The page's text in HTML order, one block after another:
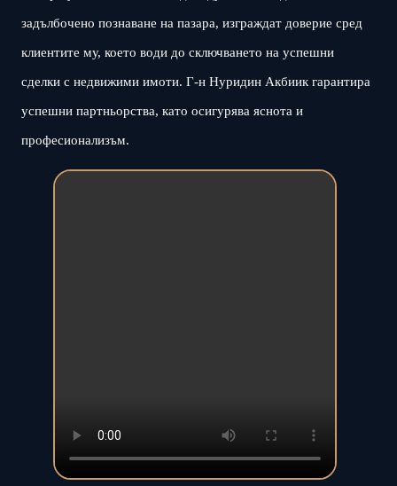
задълбочено познаване на пазара, изграждат доверие сред
клиентите му, което води до сключването на успешни
сделки с недвижими имоти. Г-н Нуридин Акбиик гарантира
успешни партньорства, като осигурява яснота и
професионализъм.